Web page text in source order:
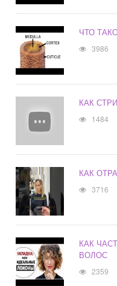
ЧТО
3986
КАК
1484
КАК
3716
КАК
ВОЛОС
2359